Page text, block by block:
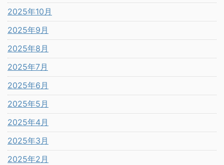
2025年10月
2025年9月
2025年8月
2025年7月
2025年6月
2025年5月
2025年4月
2025年3月
2025年2月